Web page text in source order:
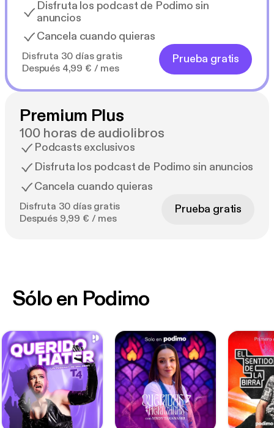
Disfruta los podcast de Podimo sin
anuncios
Cancela cuando quieras
Disfruta 30 días gratis
Después 4,99 € / mes
Prueba gratis
Premium Plus
100 horas de audiolibros
Podcasts exclusivos
Disfruta los podcast de Podimo sin anuncios
Cancela cuando quieras
Disfruta 30 días gratis
Después 9,99 € / mes
Prueba gratis
Sólo en Podimo